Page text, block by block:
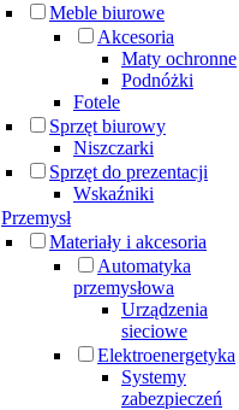
Meble biurowe
Akcesoria
Maty ochronne
Podnóżki
Fotele
Sprzęt biurowy
Niszczarki
Sprzęt do prezentacji
Wskaźniki
Przemysł
Materiały i akcesoria
Automatyka
przemysłowa
Urządzenia
sieciowe
Elektroenergetyka
Systemy
zabezpieczeń